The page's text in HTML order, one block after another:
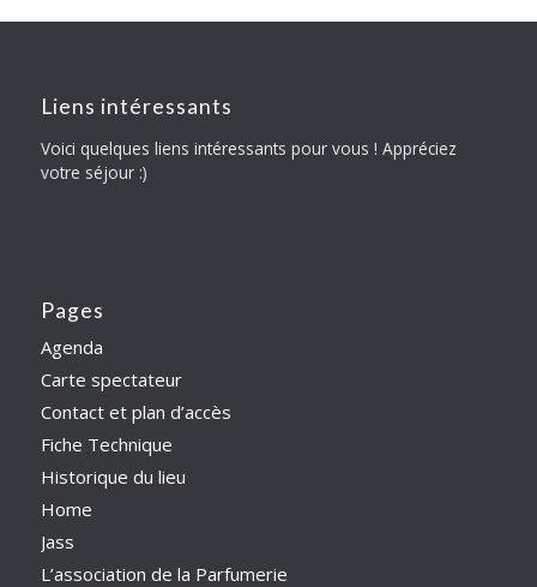
Liens intéressants
Voici quelques liens intéressants pour vous ! Appréciez
votre séjour :)
Pages
Agenda
Carte spectateur
Contact et plan d’accès
Fiche Technique
Historique du lieu
Home
Jass
L’association de la Parfumerie